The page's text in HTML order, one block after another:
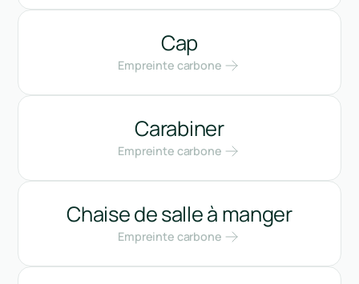
Cap
Empreinte carbone
Carabiner
Empreinte carbone
Chaise de salle à manger
Empreinte carbone